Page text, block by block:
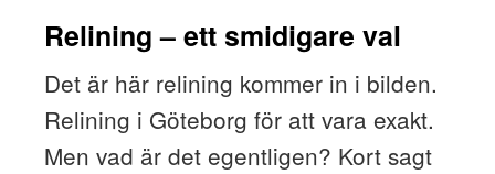
Relining – ett smidigare val
Det är här relining kommer in i bilden.
Relining i Göteborg för att vara exakt.
Men vad är det egentligen? Kort sagt